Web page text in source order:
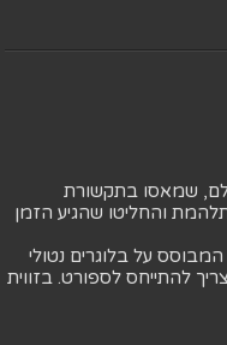
שמאסו בתקשורת
והחליטו שהגיע הזמן
המבוסס על בלוגרים נטולי
להתייחס לספורט. בזווית